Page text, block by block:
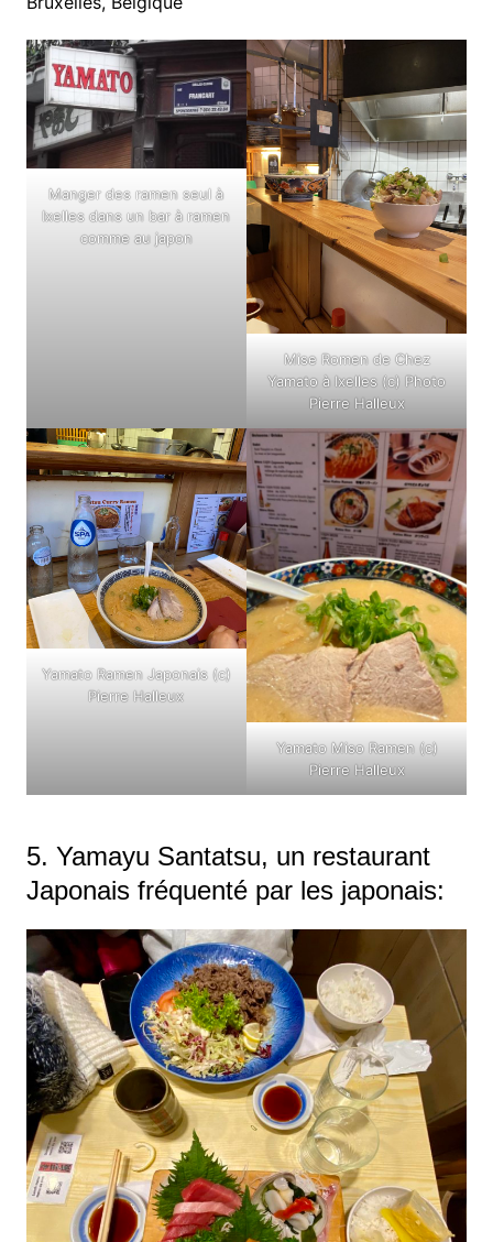
Manger des ramen seul à
Ixelles dans un bar à ramen
comme au japon
Mise Romen de Chez
Yamato à Ixelles (c) Photo
Pierre Halleux
Yamato Ramen Japonais (c)
Pierre Halleux
Yamato Miso Ramen (c)
Pierre Halleux
5. Yamayu Santatsu, un restaurant
Japonais fréquenté par les japonais: